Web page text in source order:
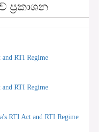
ප්‍රකාශන
RTI Regime
RTI Regime
RTI Act and RTI Regime